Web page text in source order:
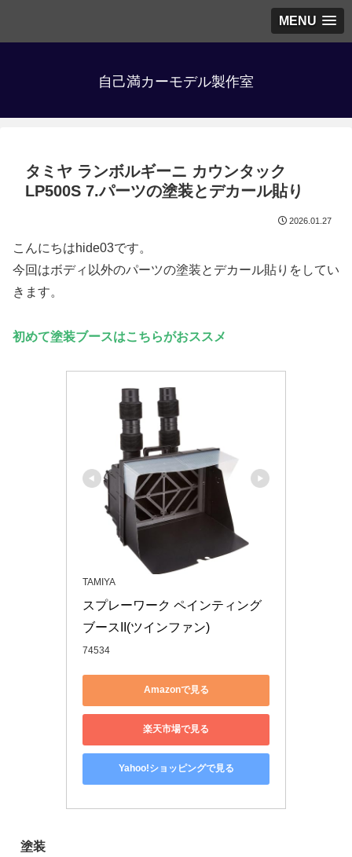
MENU
自己満カーモデル製作室
タミヤ ランボルギーニ カウンタック
LP500S 7.パーツの塗装とデカール貼り
2026.01.27
こんにちはhide03です。
今回はボディ以外のパーツの塗装とデカール貼りをしてい
きます。
初めて塗装ブースはこちらがおススメ
TAMIYA
スプレーワーク ペインティング
ブースII(ツインファン)
74534
Amazonで見る
楽天市場で見る
Yahoo!ショッピングで見る
塗装